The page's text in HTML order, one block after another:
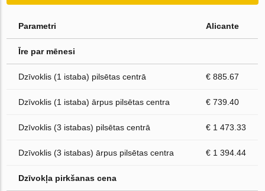
Parametri Alicante
Īre par mēnesi
Dzīvoklis (1 istaba) pilsētas centrā € 885.67
Dzīvoklis (1 istaba) ārpus pilsētas centra € 739.40
Dzīvoklis (3 istabas) pilsētas centrā € 1 473.33
Dzīvoklis (3 istabas) ārpus pilsētas centra € 1 394.44
Dzīvokļa pirkšanas cena